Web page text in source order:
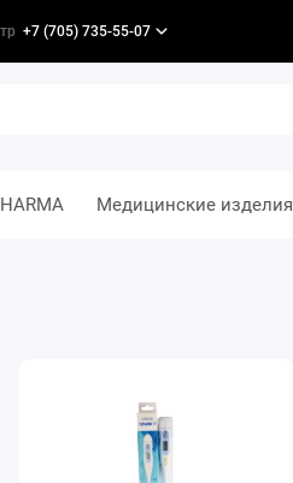
+7 (705) 735-55-07
Медицинские изделия